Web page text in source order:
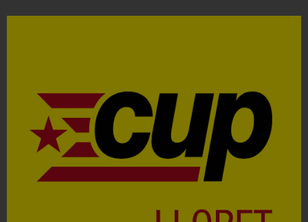
Contacta'ns i treballa per fer realitat el projecte de
l'esquerra independentista i anticapitalista
CONTACTA